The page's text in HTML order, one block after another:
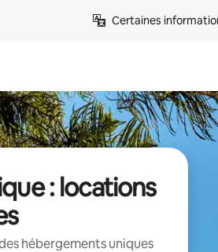
Certaines
: locations
hébergements uniques